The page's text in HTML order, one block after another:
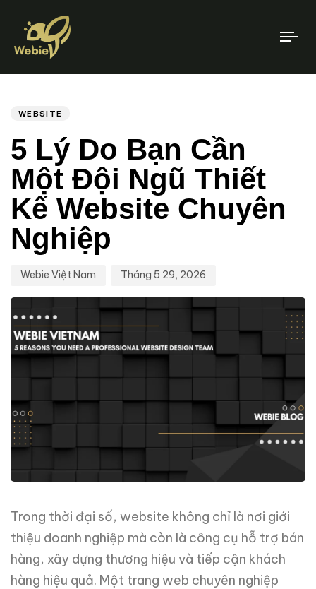
TẠI:
WEBSITE
5 Lý Do Bạn Cần
Một Đội Ngũ Thiết
Kế Website Chuyên
Nghiệp
Webie Việt Nam
Ngày:
Tháng 5 29, 2026
Trong thời đại số, website không chỉ là nơi giới
thiệu doanh nghiệp mà còn là công cụ hỗ trợ bán
hàng, xây dựng thương hiệu và tiếp cận khách
hàng hiệu quả. Một trang web chuyên nghiệp